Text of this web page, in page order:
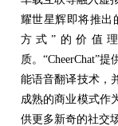
耀世星辉即将推出
方式” 的价值
质。 “CheerChat”提
能语音翻译技术，
成熟的商业模式作
供更多新奇的社交